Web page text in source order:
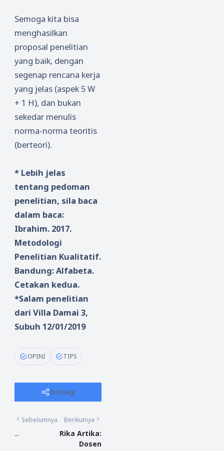
Semoga kita bisa
menghasilkan
proposal penelitian
yang baik, dengan
segenap rencana kerja
yang jelas (aspek 5 W
+ 1 H), dan bukan
sekedar menulis
norma-norma teoritis
(berteori).
* Lebih jelas
tentang pedoman
penelitian, sila baca
dalam baca:
Ibrahim. 2017.
Metodologi
Penelitian Kualitatif.
Bandung: Alfabeta.
Cetakan kedua.
*Salam penelitian
dari Villa Damai 3,
Subuh 12/01/2019
OPINI TIPS
Berbagi
Sebelumnya
...
Berikutnya
Rika Artika:
Dosen